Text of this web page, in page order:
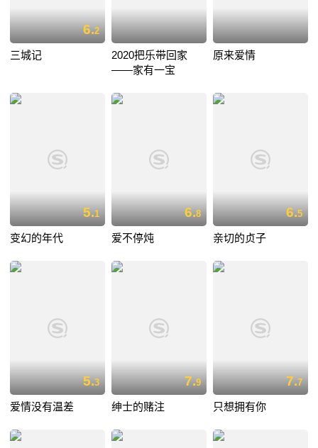
6.2
三城记
2020把乐带回家
——家有一宝
原来爱情
5.1
变幻的年代
6.8
爱不停炖
6.5
亲切的贞子
5.3
爱情没有温差
7.9
绅士的赌注
7.7
只想拥有你